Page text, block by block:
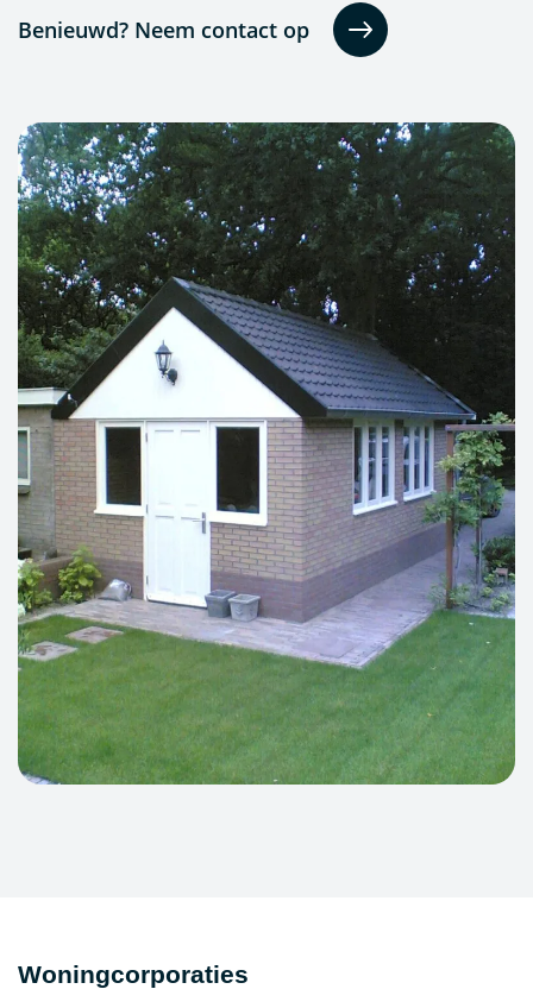
Benieuwd? Neem contact op
Woningcorporaties